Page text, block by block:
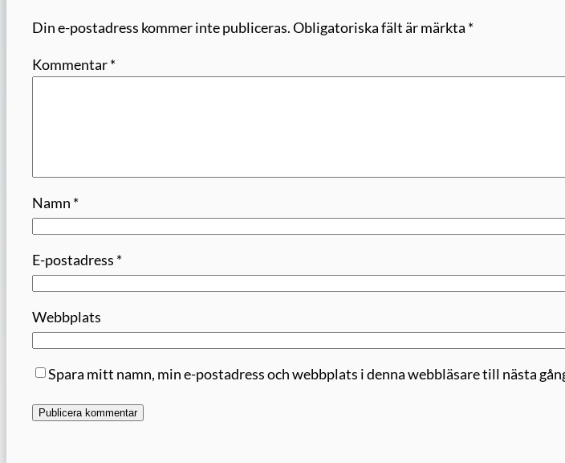
Din e-postadress kommer inte publiceras.Obligatoriska fält är märkta *
Kommentar*
Namn *
E-postadress *
Webbplats
Spara mitt namn, min e-postadress och webbplats i denna webbläsare till nästa